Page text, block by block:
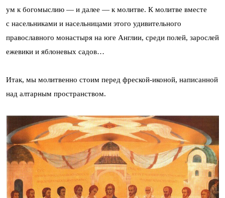
ум к богомыслию — и далее — к молитве. К молитве вместе
с насельниками и насельницами этого удивительного
православного монастыря на юге Англии, среди полей, зарослей
ежевики и яблоневых садов…
Итак, мы молитвенно стоим перед фреской-иконой, написанной
над алтарным пространством.